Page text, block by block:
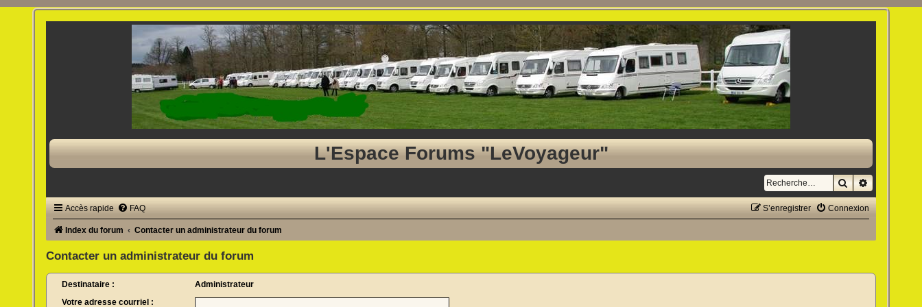
L'Espace Forums "LeVoyageur"
RechercherRecherche
Accès rapide FAQ Connexion
S’enregistrer
Index du forum Contacter un administrateur du forum
Contacter un administrateur du forum
Destinataire :
Administrateur
Votre adresse courriel :